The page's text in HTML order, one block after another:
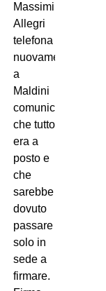
Massimiliano
Allegri
telefona
nuovamente
a
Maldini
comunicandogli
che tutto
era a
posto e
che
sarebbe
dovuto
passare
solo in
sede a
firmare.